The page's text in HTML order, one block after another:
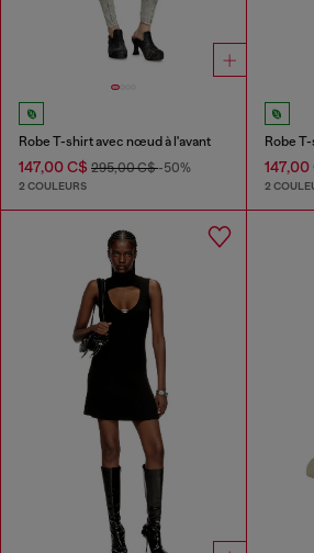
Robe T-shirt avec nœud à l'avant
147,00 C$ 295,00 C$-50%
2 COULEURS
Robe
2